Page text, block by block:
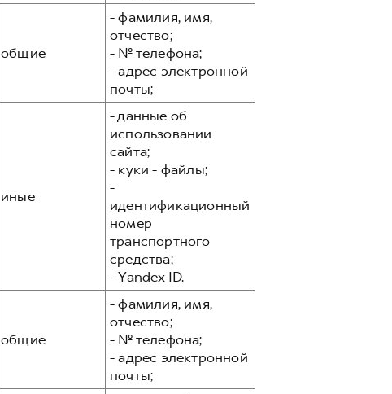
общие
- фамилия, имя,
отчество;
- № телефона;
- адрес электронной
почты;
иные
- данные об
использовании
сайта;
- куки - файлы;
-
идентификационный
номер
транспортного
средства;
- Yandex ID.
общие
- фамилия, имя,
отчество;
- № телефона;
- адрес электронной
почты;